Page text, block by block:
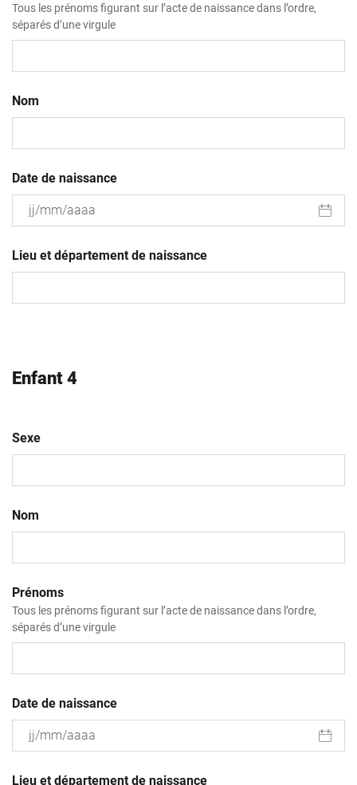
Tous les prénoms figurant sur l’acte de naissance dans l’ordre,
séparés d’une virgule
Nom
Date de naissance
slash
MM
Lieu et département de naissance
Enfant 4
Sexe
Nom
Prénoms
Tous les prénoms figurant sur l’acte de naissance dans l’ordre,
séparés d’une virgule
Date de naissance
slash
Lieu et département de naissance